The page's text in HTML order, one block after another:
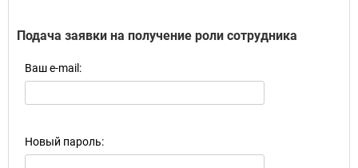
Подача заявки на получение роли сотрудника
Ваш e-mail:
Новый пароль: